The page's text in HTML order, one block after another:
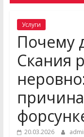
Услуги
Почему
Скания
20.03.2026